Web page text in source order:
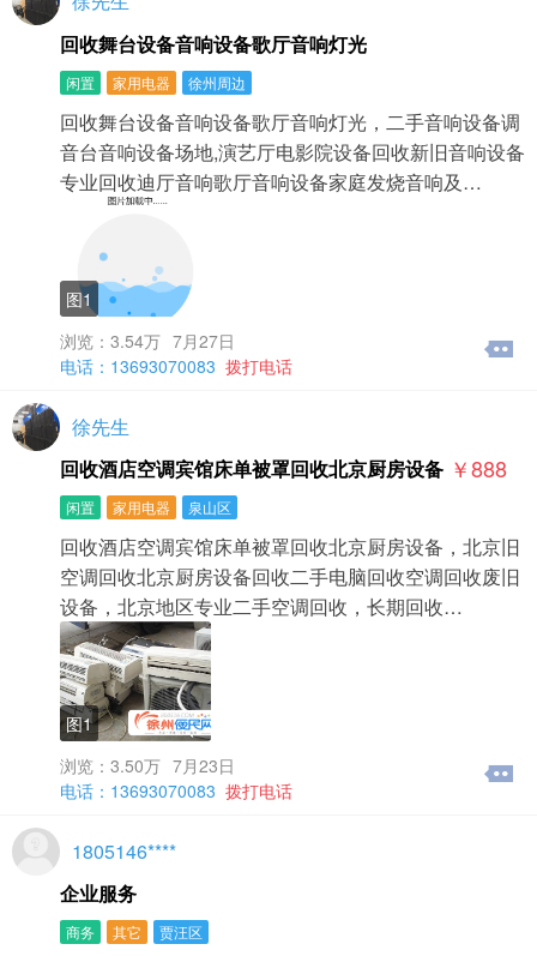
回收舞台设备音响设备歌厅音响灯光
闲置 家用电器 徐州周边
回收舞台设备音响设备歌厅音响灯光，二手音响设备调
音台音响设备场地,演艺厅电影院设备回收新旧音响设备
专业回收迪厅音响歌厅音响设备家庭发烧音响及…
图1
浏览：3.54万 7月27日
电话：13693070083 拨打电话
徐先生
回收酒店空调宾馆床单被罩回收北京厨房设备 ￥888
闲置 家用电器 泉山区
回收酒店空调宾馆床单被罩回收北京厨房设备，北京旧
空调回收北京厨房设备回收二手电脑回收空调回收废旧
设备，北京地区专业二手空调回收，长期回收…
图1
浏览：3.50万 7月23日
电话：13693070083 拨打电话
1805146****
企业服务
商务 其它 贾汪区